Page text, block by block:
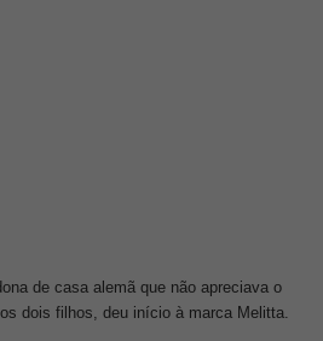
de casa alemã que não apreciava o
dois filhos, deu início à marca Melitta.